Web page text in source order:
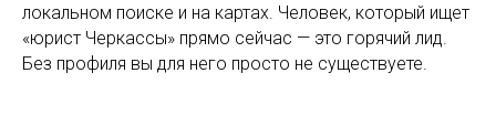
локальном поиске и на картах. Человек, который ищет
«юрист Черкассы» прямо сейчас — это горячий лид.
Без профиля вы для него просто не существуете.